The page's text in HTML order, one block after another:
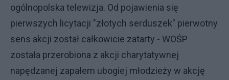
ogólnopolska telewizja. Od pojawienia się
pierwszych licytacji "złotych serduszek" pierwotny
sens akcji został całkowicie zatarty - WOŚP
została przerobiona z akcji charytatywnej
napędzanej zapałem ubogiej młodzieży w akcję